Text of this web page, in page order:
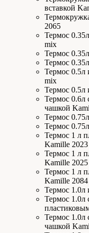
вставкой
2065
Термос
mix
Термос
Термос
Термос 0.5л
mix
Термос 0.5л
Термос 0.6л
чашкой
Термос
Термос
Термос 1 л
Kamille
Термос 1 л
Kamille
Термос 1 л
Kamille 2084
Термос 1.0л
Термос 1.0л
Термос 1.0л
чашкой